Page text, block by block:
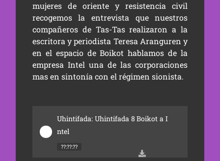
mujeres de oriente y resistencia civil
recogemos la entrevista que nuestros
compañeros de Tas-Tas realizaron a la
escritora y periodista Teresa Aranguren y
en el espacio de Boikot hablamos de la
empresa Intel una de las corporaciones
mas en sintonía con el régimen sionista.
Uhintifada: Uhintifada 8 Boikot a I
ntel
??:??:??